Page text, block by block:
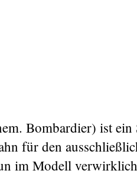
Bombardier) ist
für den
im Modell